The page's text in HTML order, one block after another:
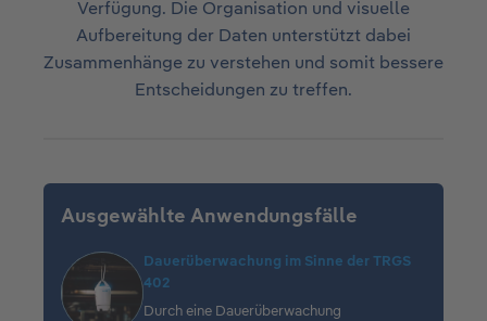
Verfügung. Die Organisation und visuelle
Aufbereitung der Daten unterstützt dabei
Zusammenhänge zu verstehen und somit bessere
Entscheidungen zu treffen.
Ausgewählte Anwendungsfälle
Dauerüberwachung im Sinne der TRGS
402
Durch eine Dauerüberwachung